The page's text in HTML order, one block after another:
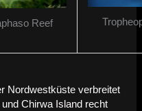
Reef
Nordwestküste verbreitet
und Chirwa Island recht